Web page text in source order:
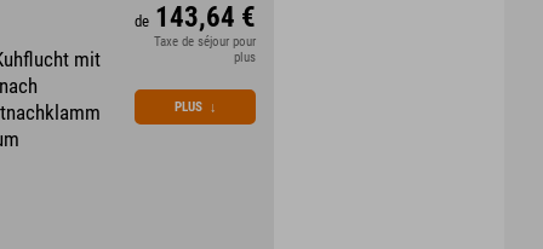
mit
de 143,64 €
Taxe de séjour pour
plus
PLUS ↓